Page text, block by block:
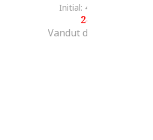
Initial: 400
240
Vandut de Unic Brands